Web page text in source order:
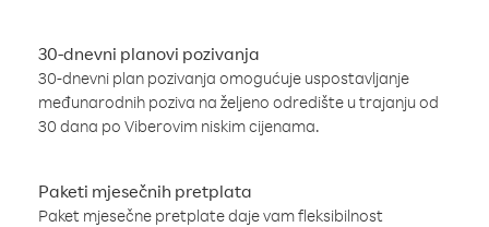
30-dnevni planovi pozivanja
30-dnevni plan pozivanja omogućuje uspostavljanje
međunarodnih poziva na željeno odredište u trajanju od
30 dana po Viberovim niskim cijenama.
Paketi mjesečnih pretplata
Paket mjesečne pretplate daje vam fleksibilnost